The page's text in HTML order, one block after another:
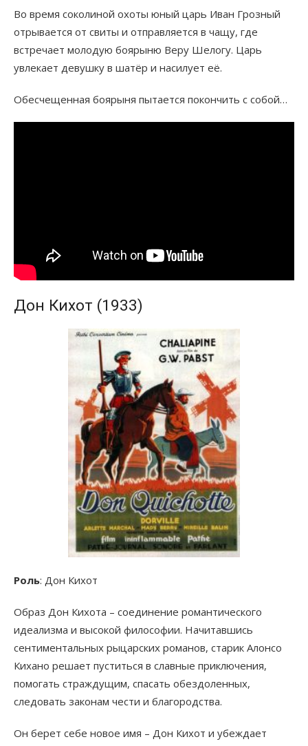
Во время соколиной охоты юный царь Иван Грозный
отрывается от свиты и отправляется в чащу, где
встречает молодую боярыню Веру Шелогу. Царь
увлекает девушку в шатёр и насилует её.
Обесчещенная боярыня пытается покончить с собой…
Дон Кихот (1933)
Роль: Дон Кихот
Образ Дон Кихота – соединение романтического
идеализма и высокой философии. Начитавшись
сентиментальных рыцарских романов, старик Алонсо
Кихано решает пуститься в славные приключения,
помогать страждущим, спасать обездоленных,
следовать законам чести и благородства.
Он берет себе новое имя – Дон Кихот и убеждает